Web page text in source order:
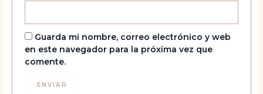
Guarda mi nombre, correo electrónico y web
en este navegador para la próxima vez que
comente.